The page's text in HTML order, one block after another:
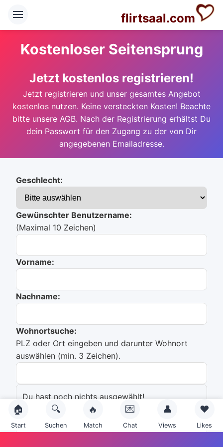
flirtsaal.com
Kostenloser Seitensprung
Jetzt kostenlos registrieren!
Jetzt registrieren und unser gesamtes Angebot
kostenlos nutzen. Keine versteckten Kosten! Beachte
bitte unsere AGB. Nach der Registrierung erhältst Du
dein Passwort für den Zugang zu der von Dir
angegebenen Emailadresse.
Geschlecht:
Gewünschter Benutzername:
(Maximal 10 Zeichen)
Vorname:
Nachname:
Wohnortsuche:
PLZ oder Ort eingeben und darunter Wohnort
auswählen (min. 3 Zeichen).
Du hast noch nichts ausgewählt!
Emailadresse:
🏠
Start
🔍
Suchen
🔥
Match
💌
Chat
👤
Views
❤️
Likes